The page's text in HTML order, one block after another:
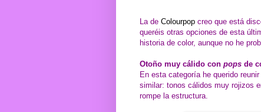
La de Colourpop creo que está
queréis otras opciones de esta
historia de color, aunque no he
Otoño muy cálido con pops de
En esta categoría he querido
similar: tonos cálidos muy rojizos
rompe la estructura.